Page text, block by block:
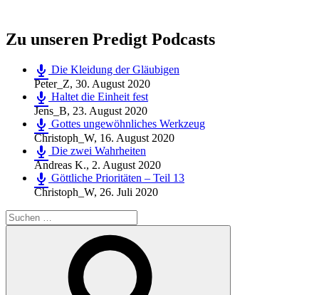
Zu unseren Predigt Podcasts
Die Kleidung der Gläubigen
Peter_Z, 30. August 2020
Haltet die Einheit fest
Jens_B, 23. August 2020
Gottes ungewöhnliches Werkzeug
Christoph_W, 16. August 2020
Die zwei Wahrheiten
Andreas K., 2. August 2020
Göttliche Prioritäten – Teil 13
Christoph_W, 26. Juli 2020
Suchen
nach: